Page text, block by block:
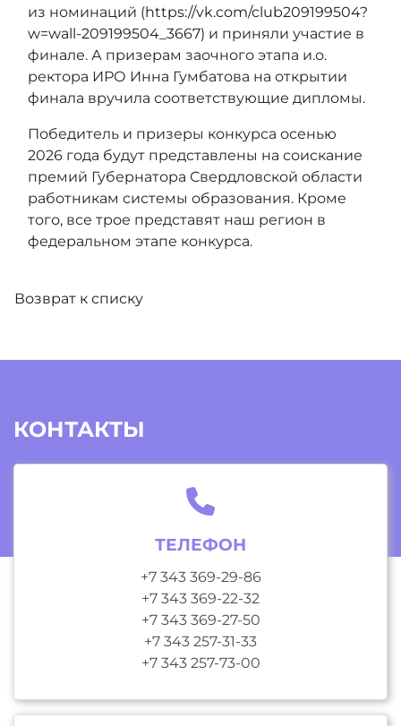
из номинаций (https://vk.com/club209199504?
w=wall-209199504_3667) и приняли участие в
финале. А призерам заочного этапа и.о.
ректора ИРО Инна Гумбатова на открытии
финала вручила соответствующие дипломы.
Победитель и призеры конкурса осенью
2026 года будут представлены на соискание
премий Губернатора Свердловской области
работникам системы образования. Кроме
того, все трое представят наш регион в
федеральном этапе конкурса.
Возврат к списку
КОНТАКТЫ
ТЕЛЕФОН
+7 343 369-29-86
+7 343 369-22-32
+7 343 369-27-50
+7 343 257-31-33
+7 343 257-73-00